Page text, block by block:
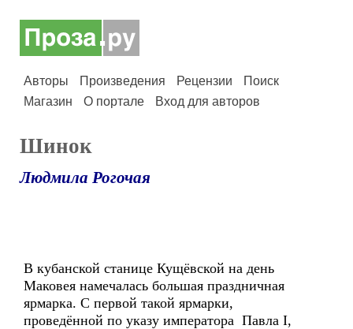
Авторы Произведения Рецензии
Поиск
Магазин
О портале Вход для авторов
Шинок
Людмила Рогочая
В кубанской станице Кущёвской на день
Маковея намечалась большая праздничная
ярмарка. С первой такой ярмарки,
проведённой по указу императора Павла I,